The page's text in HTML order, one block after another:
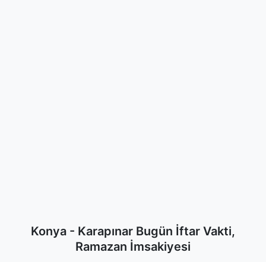
Konya - Karapınar Bugün İftar Vakti,
Ramazan İmsakiyesi